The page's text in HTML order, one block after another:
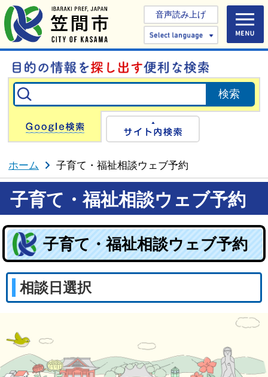
音声読み上げ
Select
Google検索
ホーム 子育て・福祉相談ウェブ予約
子育て・福祉相談ウェブ予約
子育て・福祉相談ウェブ予約
相談日選択